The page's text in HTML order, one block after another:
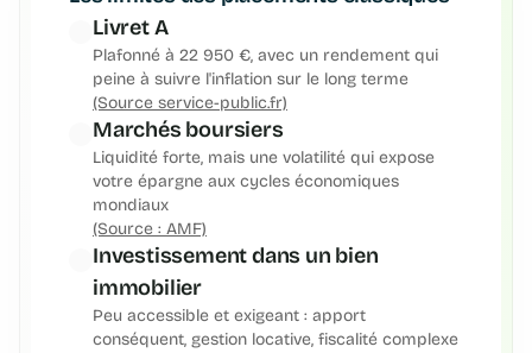
Livret A
Plafonné à 22 950 €, avec un rendement qui
peine à suivre l'inflation sur le long terme
(Source service-public.fr)
Marchés boursiers
Liquidité forte, mais une volatilité qui expose
votre épargne aux cycles économiques
mondiaux
(Source : AMF)
Investissement dans un bien
immobilier
Peu accessible et exigeant : apport
conséquent, gestion locative, fiscalité complexe